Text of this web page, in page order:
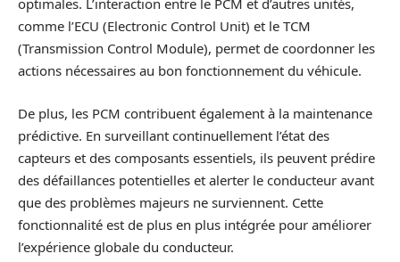
optimales. L’interaction entre le PCM et d’autres unités,
comme l’ECU (Electronic Control Unit) et le TCM
(Transmission Control Module), permet de coordonner les
actions nécessaires au bon fonctionnement du véhicule.
De plus, les PCM contribuent également à la maintenance
prédictive. En surveillant continuellement l’état des
capteurs et des composants essentiels, ils peuvent prédire
des défaillances potentielles et alerter le conducteur avant
que des problèmes majeurs ne surviennent. Cette
fonctionnalité est de plus en plus intégrée pour améliorer
l’expérience globale du conducteur.